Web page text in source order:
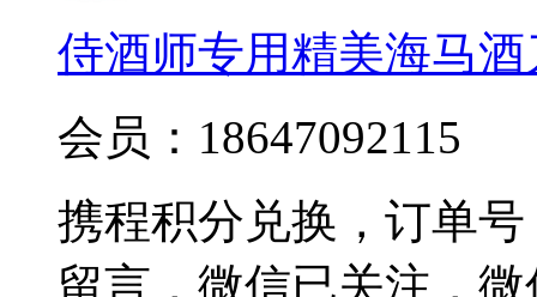
侍酒师专用精美海马
会员：18647092115
携程积分兑换，订单号
留言，微信已关注，